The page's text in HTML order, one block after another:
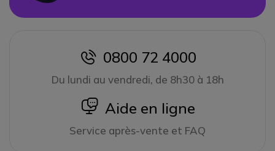
icon
0800 72 4000
Du lundi au vendredi, de 8h30 à 18h
icon
Aide en ligne
Service après-vente et FAQ